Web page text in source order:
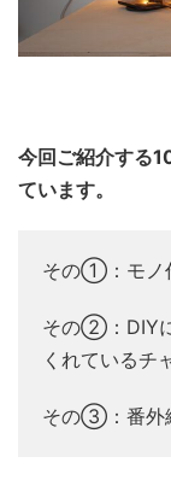
今回ご紹介する
ています。
その①： モノ
その②： DIY
くれているチ
その③： 番